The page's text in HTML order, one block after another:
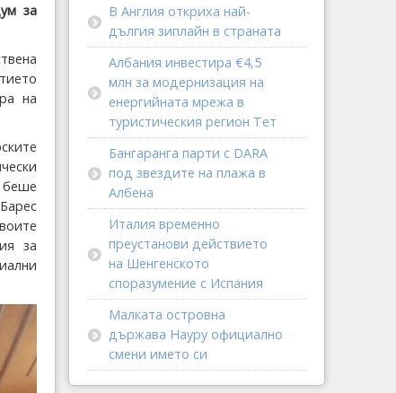
за
на
беше
за
В Англия откриха най-
дългия зиплайн в страната
Албания инвестира €4,5
млн за модернизация на
енергийната мрежа в
туристическия регион Тет
Бангаранга парти с DARA
под звездите на плажа в
Албена
Италия временно
преустанови действието
на Шенгенското
споразумение с Испания
Малката островна
държава Науру официално
смени името си